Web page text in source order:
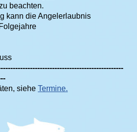
beachten.
kann die Angelerlaubnis
siehe Termine.